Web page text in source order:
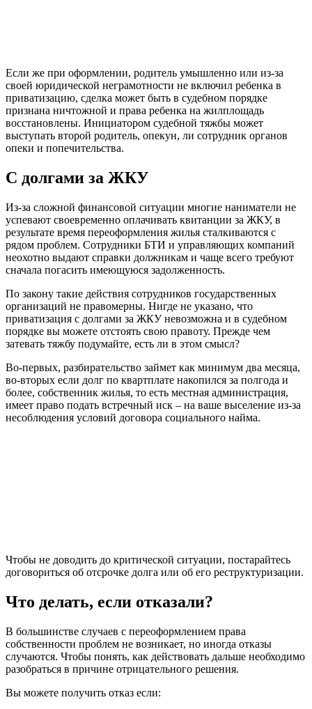
Если же при оформлении, родитель умышленно или из-за
своей юридической неграмотности не включил ребенка в
приватизацию, сделка может быть в судебном порядке
признана ничтожной и права ребенка на жилплощадь
восстановлены. Инициатором судебной тяжбы может
выступать второй родитель, опекун, ли сотрудник органов
опеки и попечительства.
С долгами за ЖКУ
Из-за сложной финансовой ситуации многие наниматели не
успевают своевременно оплачивать квитанции за ЖКУ, в
результате время переоформления жилья сталкиваются с
рядом проблем. Сотрудники БТИ и управляющих компаний
неохотно выдают справки должникам и чаще всего требуют
сначала погасить имеющуюся задолженность.
По закону такие действия сотрудников государственных
организаций не правомерны. Нигде не указано, что
приватизация с долгами за ЖКУ невозможна и в судебном
порядке вы можете отстоять свою правоту. Прежде чем
затевать тяжбу подумайте, есть ли в этом смысл?
Во-первых, разбирательство займет как минимум два месяца,
во-вторых если долг по квартплате накопился за полгода и
более, собственник жилья, то есть местная администрация,
имеет право подать встречный иск – на ваше выселение из-за
несоблюдения условий договора социального найма.
Чтобы не доводить до критической ситуации, постарайтесь
договориться об отсрочке долга или об его реструктуризации.
Что делать, если отказали?
В большинстве случаев с переоформлением права
собственности проблем не возникает, но иногда отказы
случаются. Чтобы понять, как действовать дальше необходимо
разобраться в причине отрицательного решения.
Вы можете получить отказ если: